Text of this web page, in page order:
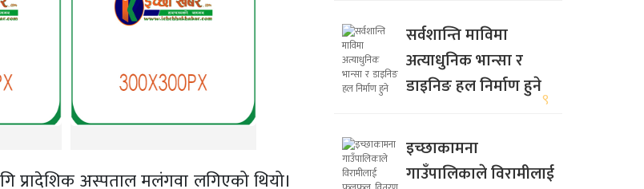
प्रादेशिक अस्पताल मलंगवा लगिएको थियो।
सर्वशान्ति माविमा
अत्याधुनिक भान्सा र
डाइनिङ हल निर्माण हुने९
इच्छाकामना
गाउँपालिकाले विरामीलाई